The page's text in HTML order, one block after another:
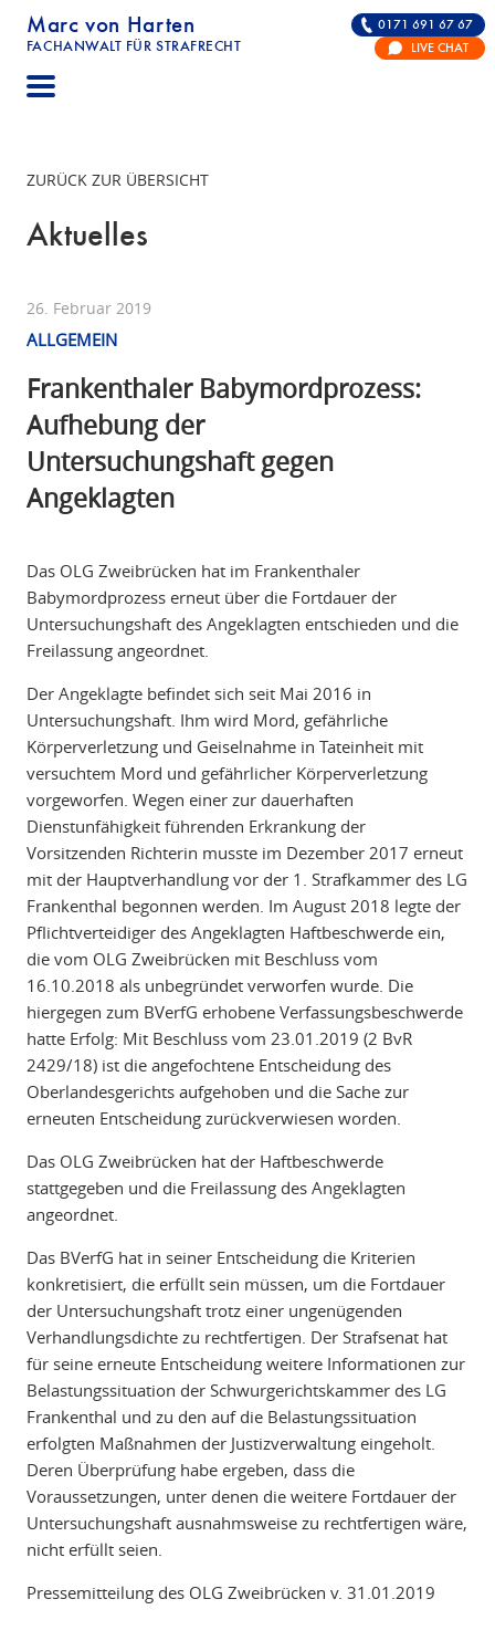
Marc von Harten
FACHANWALT FÜR STRAFRECHT
STRAFRECHT | RECHTSANWALT FÜR DIE
0171 691 67 67
LIVE CHAT
ZURÜCK ZUR ÜBERSICHT
Aktuelles
26. Februar 2019
ALLGEMEIN
Frankenthaler Babymordprozess:
Aufhebung der
Untersuchungshaft gegen
Angeklagten
Das OLG Zweibrücken hat im Frankenthaler
Babymordprozess erneut über die Fortdauer der
Untersuchungshaft des Angeklagten entschieden und die
Freilassung angeordnet.
Der Angeklagte befindet sich seit Mai 2016 in
Untersuchungshaft. Ihm wird Mord, gefährliche
Körperverletzung und Geiselnahme in Tateinheit mit
versuchtem Mord und gefährlicher Körperverletzung
vorgeworfen. Wegen einer zur dauerhaften
Dienstunfähigkeit führenden Erkrankung der
Vorsitzenden Richterin musste im Dezember 2017 erneut
mit der Hauptverhandlung vor der 1. Strafkammer des LG
Frankenthal begonnen werden. Im August 2018 legte der
Pflichtverteidiger des Angeklagten Haftbeschwerde ein,
die vom OLG Zweibrücken mit Beschluss vom
16.10.2018 als unbegründet verworfen wurde. Die
hiergegen zum BVerfG erhobene Verfassungsbeschwerde
hatte Erfolg: Mit Beschluss vom 23.01.2019 (2 BvR
2429/18) ist die angefochtene Entscheidung des
Oberlandesgerichts aufgehoben und die Sache zur
erneuten Entscheidung zurückverwiesen worden.
Das OLG Zweibrücken hat der Haftbeschwerde
stattgegeben und die Freilassung des Angeklagten
angeordnet.
Das BVerfG hat in seiner Entscheidung die Kriterien
konkretisiert, die erfüllt sein müssen, um die Fortdauer
der Untersuchungshaft trotz einer ungenügenden
Verhandlungsdichte zu rechtfertigen. Der Strafsenat hat
für seine erneute Entscheidung weitere Informationen zur
Belastungssituation der Schwurgerichtskammer des LG
Frankenthal und zu den auf die Belastungssituation
erfolgten Maßnahmen der Justizverwaltung eingeholt.
Deren Überprüfung habe ergeben, dass die
Voraussetzungen, unter denen die weitere Fortdauer der
Untersuchungshaft ausnahmsweise zu rechtfertigen wäre,
nicht erfüllt seien.
Pressemitteilung des OLG Zweibrücken v. 31.01.2019